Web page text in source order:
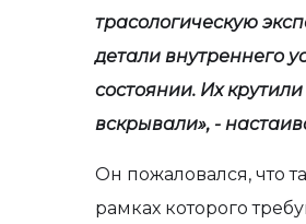
трасологическую
детали внутреннего
состоянии. Их
вскрывали», -
Он пожаловался, что
рамках которого